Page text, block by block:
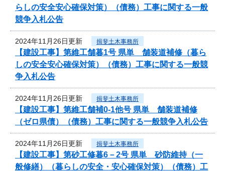
らしの安全安心確保対策）（債務）工事に関する一般
競争入札公告
2024年11月26日更新 揖斐土木事務所
【建設工事】第維工舗暮1号 県単 舗装道補修（暮ら
しの安全安心確保対策）（債務）工事に関する一般競
争入札公告
2024年11月26日更新 揖斐土木事務所
【建設工事】第維工舗補0-1他号 県単 舗装道補修
（ゼロ県債）（債務）工事に関する一般競争入札公告
2024年11月26日更新 揖斐土木事務所
【建設工事】第砂工修暮6－2号 県単 砂防維持（一
般修繕）（暮らしの安全・安心確保対策）（債務）工